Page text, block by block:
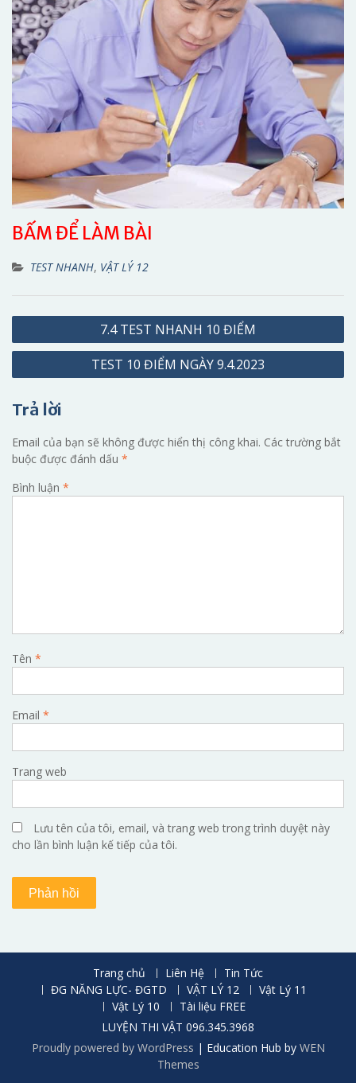
BẤM ĐỂ LÀM BÀI
TEST NHANH, VẬT LÝ 12
Điều
hướng
7.4 TEST NHANH 10 ĐIỂM
TEST 10 ĐIỂM NGÀY 9.4.2023
Trả lời
Email của bạn sẽ không được hiển thị công khai. Các trường bắt
buộc được đánh dấu *
Bình luận *
Tên *
Email *
Trang web
Lưu tên của tôi, email, và trang web trong trình duyệt này
cho lần bình luận kế tiếp của tôi.
Trang chủ Liên Hệ
Tin Tức
ĐG NĂNG LỰC- ĐGTD
VẬT LÝ 12
Vật Lý 11
Vật Lý 10
Tài liệu FREE
LUYỆN THI VẬT 096.345.3968
Proudly powered by WordPress | Education Hub by WEN
Themes